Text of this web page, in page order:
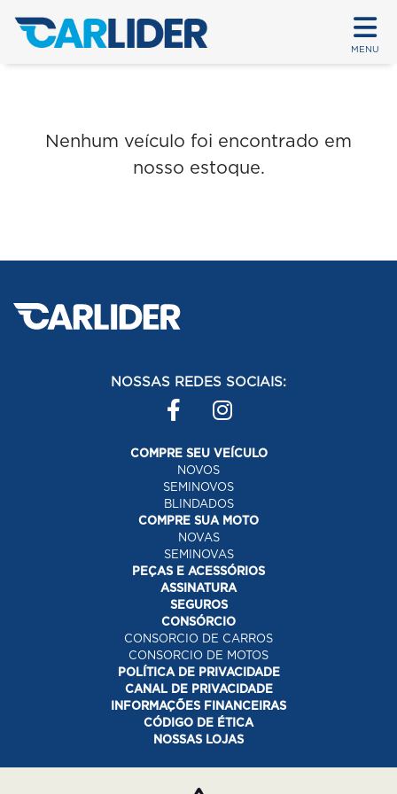
MENU
Nenhum veículo foi encontrado em
nosso estoque.
NOSSAS REDES SOCIAIS:
COMPRE SEU VEÍCULO
NOVOS
SEMINOVOS
BLINDADOS
COMPRE SUA MOTO
NOVAS
SEMINOVAS
PEÇAS E ACESSÓRIOS
ASSINATURA
SEGUROS
CONSÓRCIO
CONSORCIO DE CARROS
CONSORCIO DE MOTOS
POLÍTICA DE PRIVACIDADE
CANAL DE PRIVACIDADE
INFORMAÇÕES FINANCEIRAS
CÓDIGO DE ÉTICA
NOSSAS LOJAS